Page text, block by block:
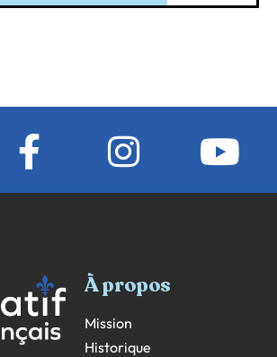
À propos
Mission
Historique